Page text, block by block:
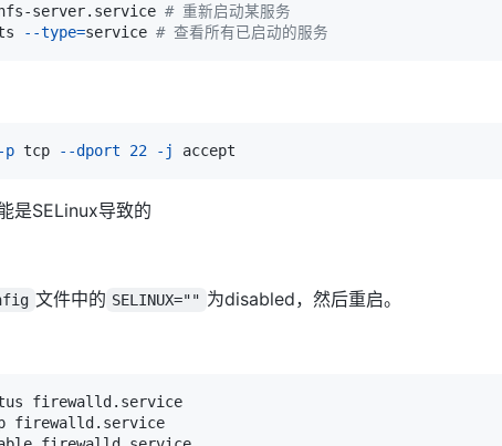
server.service # 重新启动某服务
--type=service # 查看所有已启动的服务
-p tcp --dport 22 -j
是SELinux导致的
文件中的 SELINUX="" 为disabled，然后重启。